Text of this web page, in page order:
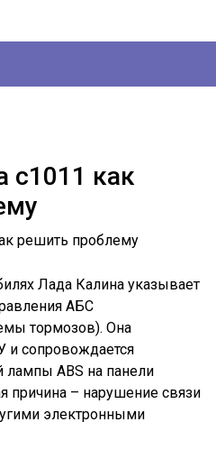
с1011 как
Лада Калина указывает
АБС
тормозов). Она
и сопровождается
ABS на панели
причина – нарушение связи
электронными